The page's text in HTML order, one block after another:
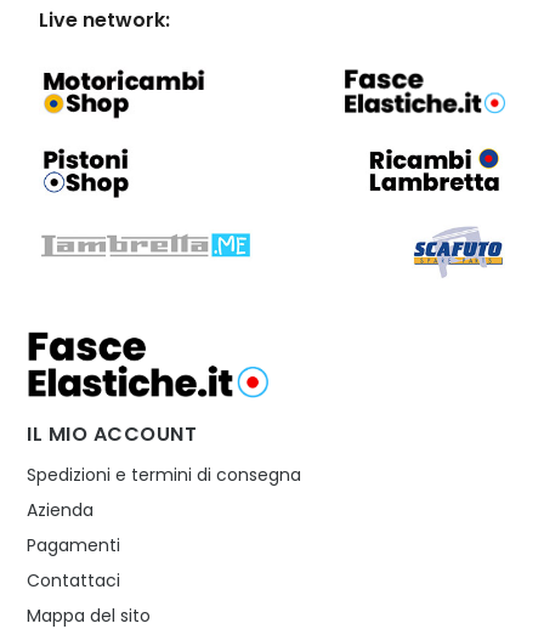
Live network:
IL MIO ACCOUNT
Spedizioni e termini di consegna
Azienda
Pagamenti
Contattaci
Mappa del sito